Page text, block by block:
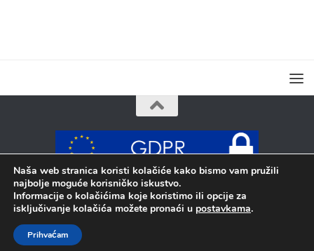
Sva prava pridržana © 2026 Općina Slivno
Naša web stranica koristi kolačiće kako bismo vam pružili
najbolje moguće korisničko iskustvo.
Informacije o kolačićima koje koristimo ili opcije za
isključivanje kolačića možete pronaći u postavkama.
Prihvaćam